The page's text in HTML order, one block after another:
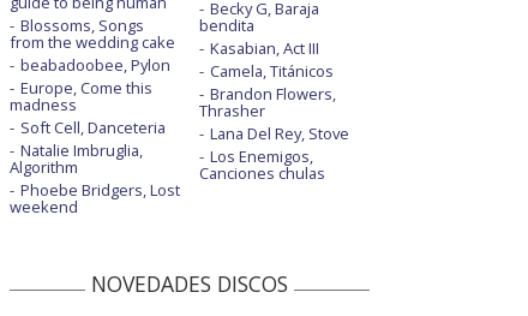
Blossoms, Songs
from the wedding cake
beabadoobee, Pylon
Europe, Come this
madness
Soft Cell, Danceteria
Natalie Imbruglia,
Algorithm
Phoebe Bridgers, Lost
weekend
Becky G, Baraja
bendita
Kasabian, Act III
Camela, Titánicos
Brandon Flowers,
Thrasher
Lana Del Rey, Stove
Los Enemigos,
Canciones chulas
NOVEDADES DISCOS